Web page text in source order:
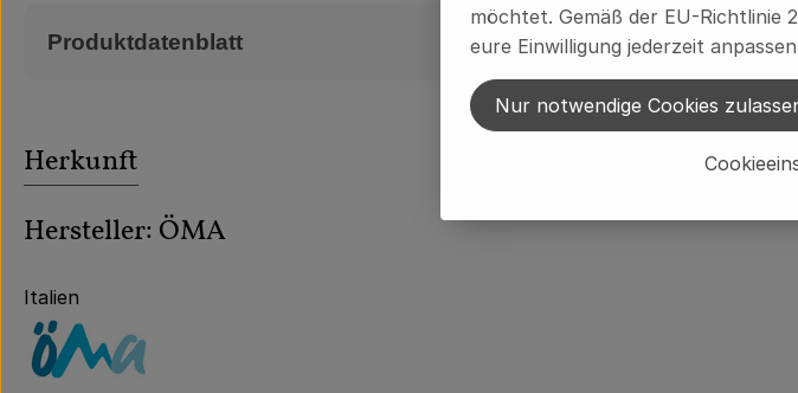
Produktdatenblatt
Herkunft
Hersteller: ÖMA
Italien
möchtet. Gemäß der EU-Richtlinie
eure Einwilligung jederzeit
Nur notwendige Cookies